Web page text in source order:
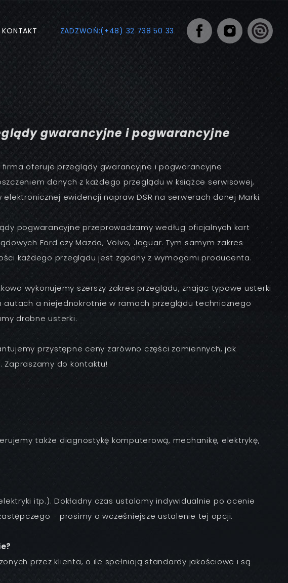
KONTAKT ZADZWOŃ:(+48) 32 738 50 33
gwarancyjne i pogwarancyjne
firma oferuje przeglądy gwarancyjne i pogwarancyjne
danych z każdego przeglądu w książce serwisowej,
elektronicznej ewidencji napraw DSR na serwerach danej Marki.
pogwarancyjne przeprowadzamy według oficjalnych kart
Ford czy Mazda, Volvo, Jaguar. Tym samym zakres
każdego przeglądu jest zgodny z wymogami producenta.
wykonujemy szerszy zakres przeglądu, znając typowe usterki
autach a niejednokrotnie w ramach przeglądu technicznego
drobne usterki.
przystępne ceny zarówno części zamiennych, jak
Zapraszamy do kontaktu!
także diagnostykę komputerową, mechanikę, elektrykę,
itp.). Dokładny czas ustalamy indywidualnie po ocenie
- prosimy o wcześniejsze ustalenie tej opcji.
przez klienta, o ile spełniają standardy jakościowe i są